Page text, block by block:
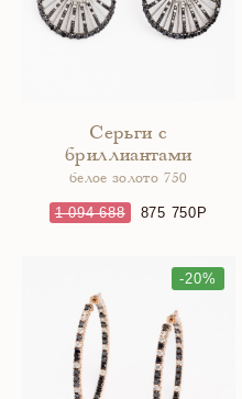
Серьги с
бриллиантами
белое золото 750
1 094 688 875 750
-20%